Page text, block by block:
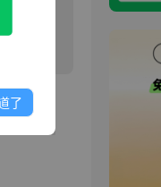
以此
了